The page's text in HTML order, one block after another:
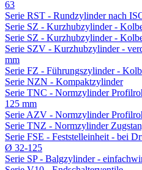
63
Serie RST - Rundzylinder nach
Serie SZ - Kurzhubzylinder -
Serie SZ - Kurzhubzylinder -
Serie SZV - Kurzhubzylinder -
mm
Serie FZ - Führungszylinder -
Serie NZN - Kompaktzylinder
Serie TNC - Normzylinder
125 mm
Serie AZV - Normzylinder
Serie TNZ - Normzylinder
Serie FSE - Feststelleinheit - bei
Ø 32-125
Serie SP - Balgzylinder -